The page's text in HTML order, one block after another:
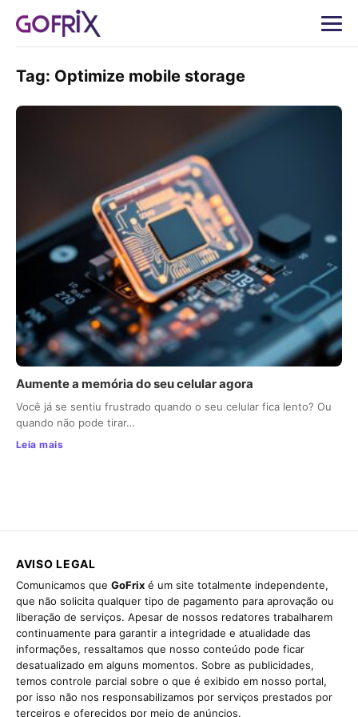
Tag: Optimize mobile storage
Aumente a memória do seu celular agora
Você já se sentiu frustrado quando o seu celular fica lento? Ou
quando não pode tirar…
Leia mais
AVISO LEGAL
Comunicamos que GoFrix é um site totalmente independente,
que não solicita qualquer tipo de pagamento para aprovação ou
liberação de serviços. Apesar de nossos redatores trabalharem
continuamente para garantir a integridade e atualidade das
informações, ressaltamos que nosso conteúdo pode ficar
desatualizado em alguns momentos. Sobre as publicidades,
temos controle parcial sobre o que é exibido em nosso portal,
por isso não nos responsabilizamos por serviços prestados por
terceiros e oferecidos por meio de anúncios.